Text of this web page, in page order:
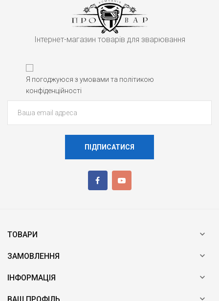
Інтернет-магазин товарів для зварювання
Я погоджуюся з умовами та політикою
конфіденційності
ПІДПИСАТИСЯ
ТОВАРИ 
ЗАМОВЛЕННЯ 
ІНФОРМАЦІЯ 
